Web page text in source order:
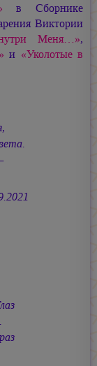
в Сборнике
Виктории
Меня…»,
и «Уколотые в